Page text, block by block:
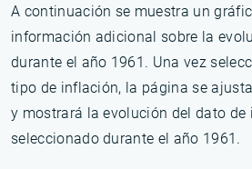
A continuación se muestra un
información adicional sobre la
durante el año 1961. Una vez
tipo de inflación, la página se
y mostrará la evolución del dato de
seleccionado durante el año 1961.